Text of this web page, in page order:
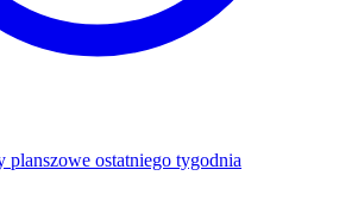
planszowe ostatniego tygodnia